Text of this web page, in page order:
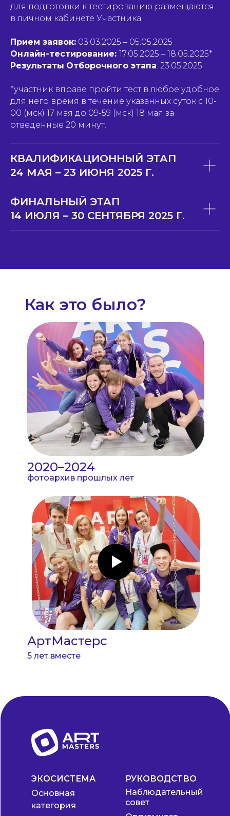
для подготовки к тестированию размещаются
в личном кабинете Участника.
Прием заявок: 03.03.2025 – 05.05.2025
Онлайн-тестирование: 17.05.2025 – 18.05.2025*
Результаты Отборочного этапа: 23.05.2025
*участник вправе пройти тест в любое удобное
для него время в течение указанных суток с 10-
00 (мск) 17 мая до 09-59 (мск) 18 мая за
отведенные 20 минут.
КВАЛИФИКАЦИОННЫЙ ЭТАП
24 МАЯ – 23 ИЮНЯ 2025 Г.
ФИНАЛЬНЫЙ ЭТАП
14 ИЮЛЯ – 30 СЕНТЯБРЯ 2025 Г.
Как это было?
АртМастерс
фотоархив прошлых лет
2020–2024
5 лет вместе
РУКОВОДСТВО
Наблюдательный
совет
ЭКОСИСТЕМА
Основная
категория